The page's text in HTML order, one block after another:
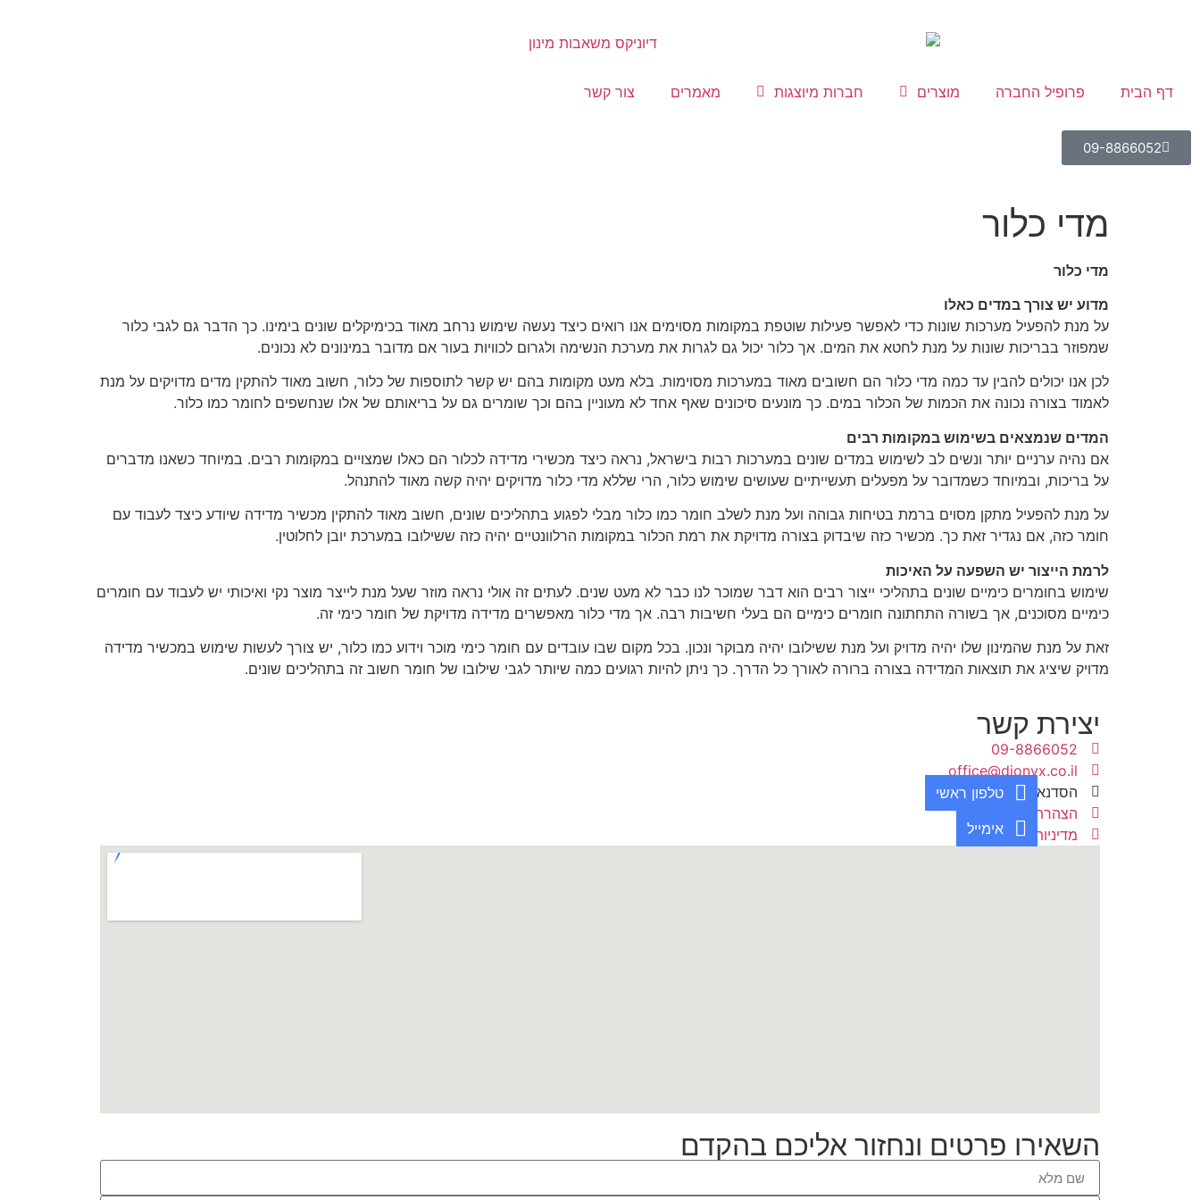
דף הבית פרופיל החברה מוצרים חברות מיוצגות מאמרים צור קשר
09-8866052
מדי כלור
מדי כלור
מדוע יש צורך במדים כאלו
על מנת להפעיל מערכות שונות כדי לאפשר פעילות שוטפת במקומות מסוימים אנו רואים כיצד נעשה שימוש נרחב מאוד בכימיקלים שונים בימינו. כך הדבר גם לגבי כלור
שמפוזר בבריכות שונות על מנת לחטא את המים. אך כלור יכול גם לגרות את מערכת הנשימה ולגרום לכוויות בעור אם מדובר במינונים לא נכונים.
לכן אנו יכולים להבין עד כמה מדי כלור הם חשובים מאוד במערכות מסוימות. בלא מעט מקומות בהם יש קשר לתוספות של כלור, חשוב מאוד להתקין מדים מדויקים על מנת
לאמוד בצורה נכונה את הכמות של הכלור במים. כך מונעים סיכונים שאף אחד לא מעוניין בהם וכך שומרים גם על בריאותם של אלו שנחשפים לחומר כמו כלור.
המדים שנמצאים בשימוש במקומות רבים
אם נהיה ערניים יותר ונשים לב לשימוש במדים שונים במערכות רבות בישראל, נראה כיצד מכשירי מדידה לכלור הם כאלו שמצויים במקומות רבים. במיוחד כשאנו מדברים
על בריכות, ובמיוחד כשמדובר על מפעלים תעשייתיים שעושים שימוש כלור, הרי שללא מדי כלור מדויקים יהיה קשה מאוד להתנהל.
על מנת להפעיל מתקן מסוים ברמת בטיחות גבוהה ועל מנת לשלב חומר כמו כלור מבלי לפגוע בתהליכים שונים, חשוב מאוד להתקין מכשיר מדידה שיודע כיצד לעבוד עם
חומר כזה, אם נגדיר זאת כך. מכשיר כזה שיבדוק בצורה מדויקת את רמת הכלור במקומות הרלוונטיים יהיה כזה ששילובו במערכת יובן לחלוטין.
לרמת הייצור יש השפעה על האיכות
שימוש בחומרים כימיים שונים בתהליכי ייצור רבים הוא דבר שמוכר לנו כבר לא מעט שנים. לעתים זה אולי נראה מוזר שעל מנת לייצר מוצר נקי ואיכותי יש לעבוד עם חומרים
כימיים מסוכנים, אך בשורה התחתונה חומרים כימיים הם בעלי חשיבות רבה. אך מדי כלור מאפשרים מדידה מדויקת של חומר כימי זה.
זאת על מנת שהמינון שלו יהיה מדויק ועל מנת ששילובו יהיה מבוקר ונכון. בכל מקום שבו עובדים עם חומר כימי מוכר וידוע כמו כלור, יש צורך לעשות שימוש במכשיר מדידה
מדויק שיציג את תוצאות המדידה בצורה ברורה לאורך כל הדרך. כך ניתן להיות רגועים כמה שיותר לגבי שילובו של חומר חשוב זה בתהליכים שונים.
יצירת קשר
09-8866052
office@dionyx.co.il
הסדנא 13 רעננה
הצהרת נגישות
מדיניות פרטיות
השאירו פרטים ונחזור אליכם בהקדם
טלפון ראשי
אימייל